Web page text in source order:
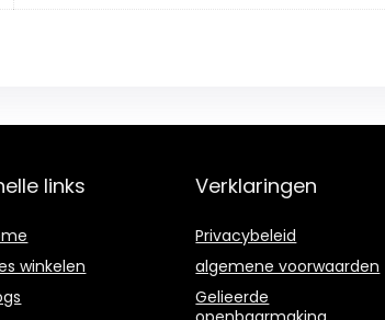
links
winkelen
Verklaringen
Privacybeleid
algemene voorwaarden
Gelieerde